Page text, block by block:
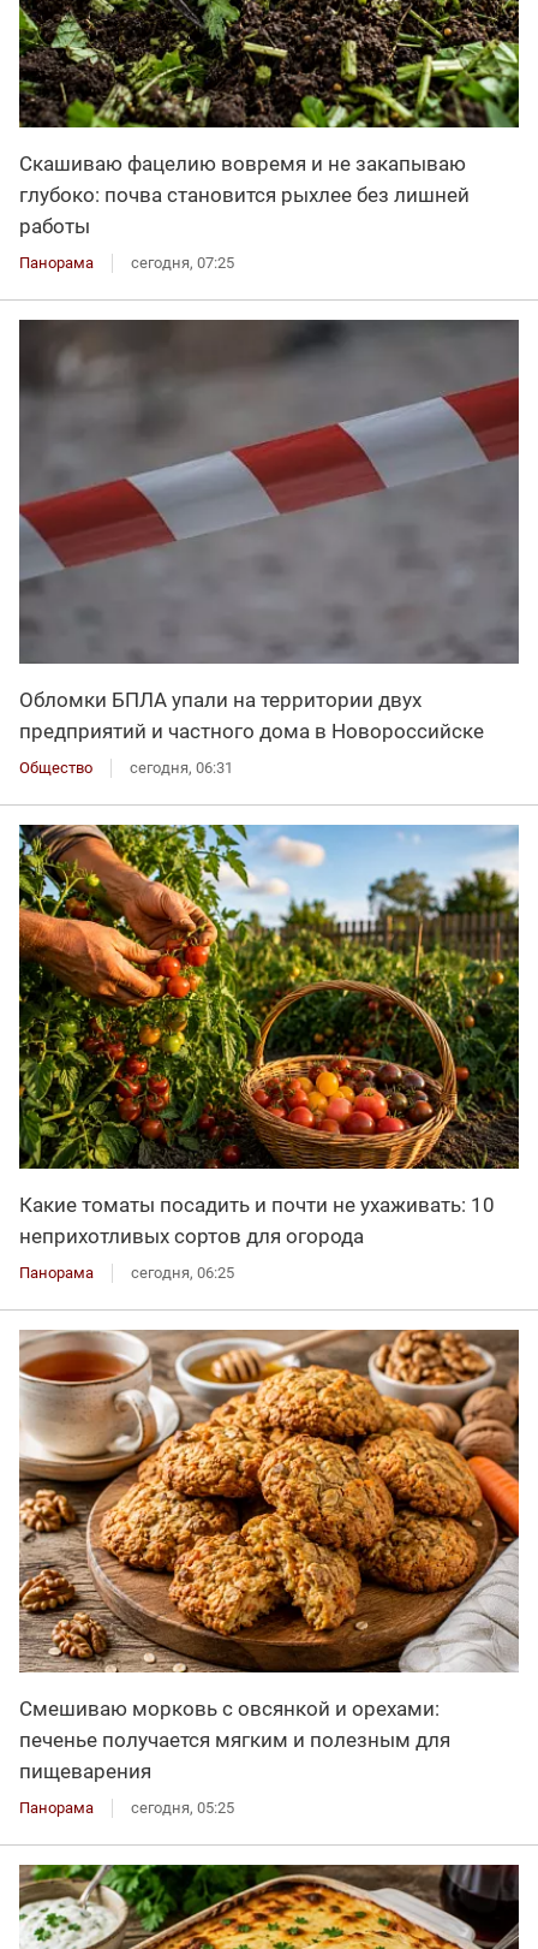
Скашиваю фацелию вовремя и не закапываю
глубоко: почва становится рыхлее без лишней
работы
Панорама сегодня, 07:25
Обломки БПЛА упали на территории двух
предприятий и частного дома в Новороссийске
Общество сегодня, 06:31
Какие томаты посадить и почти не ухаживать: 10
неприхотливых сортов для огорода
Панорама сегодня, 06:25
Смешиваю морковь с овсянкой и орехами:
печенье получается мягким и полезным для
пищеварения
Панорама сегодня, 05:25